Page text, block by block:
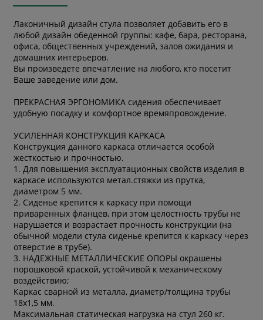
Лаконичный дизайн стула позволяет добавить его в
любой дизайн обеденной группы: кафе, бара, ресторана,
офиса, общественных учреждений, залов ожидания и
домашних интерьеров.
Вы произведете впечатление на любого, кто посетит
Ваше заведение или дом.
ПРЕКРАСНАЯ ЭРГОНОМИКА сидения обеспечивает
удобную посадку и комфортное времяпровождение.
УСИЛЕННАЯ КОНСТРУКЦИЯ КАРКАСА
Конструкция данного каркаса отличается особой
жесткостью и прочностью.
1. Для повышения эксплуатационных свойств изделия в
каркасе используются метал.стяжки из прутка,
диаметром 5 мм.
2. Сиденье крепится к каркасу при помощи
приваренных фланцев, при этом целостность трубы не
нарушается и возрастает прочность конструкции (на
обычной модели стула сиденье крепится к каркасу через
отверстие в трубе).
3. НАДЕЖНЫЕ МЕТАЛЛИЧЕСКИЕ ОПОРЫ окрашены
порошковой краской, устойчивой к механическому
воздействию;
Каркас сварной из металла, диаметр/толщина трубы
18х1,5 мм.
Максимальная статическая нагрузка на стул 260 кг.